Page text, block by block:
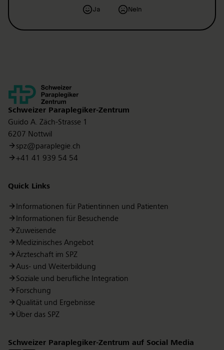
Ja Nein
Kontakt
Schweizer Paraplegiker-Zentrum
Guido A. Zäch-Strasse 1
6207 Nottwil
spz@paraplegie.ch
+41 41 939 54 54
Quick Links
Informationen für Patientinnen und Patienten
Informationen für Besuchende
Zuweisende
Medizinisches Angebot
Ärzteschaft im SPZ
Aus- und Weiterbildung
Soziale und berufliche Integration
Forschung
Qualität und Ergebnisse
Über das SPZ
Schweizer Paraplegiker-Zentrum auf Social Media